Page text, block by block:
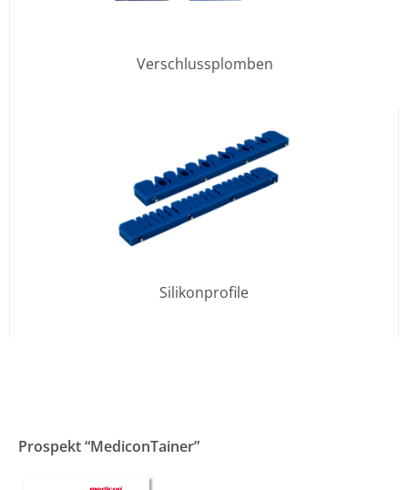
Verschlussplomben
Silikonprofile
Prospekt “MediconTainer”